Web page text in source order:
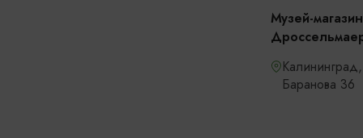
Музей-
Баранова 36